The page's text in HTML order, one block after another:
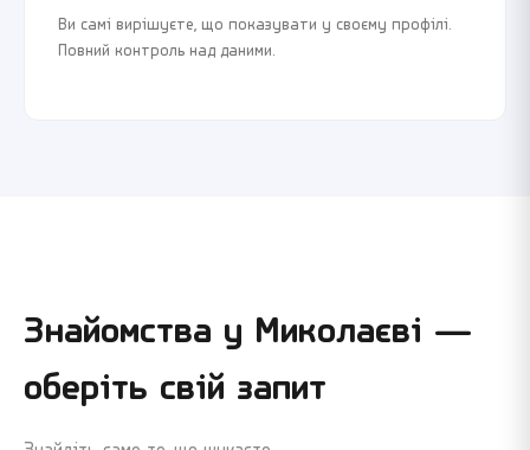
Ви самі вирішуєте, що показувати у своєму профілі.
Повний контроль над даними.
Знайомства у Миколаєві —
оберіть свій запит